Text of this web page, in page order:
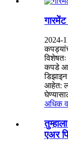
2024-
कपडे
आहेत:
अधिक
एअर